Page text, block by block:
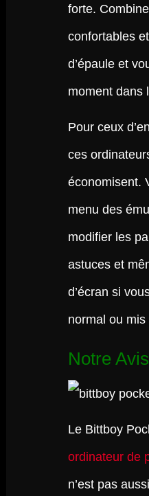
forte.
confortables
d’épaule et
moment dans
Pour ceux
ces
économisent.
menu des
modifier les
astuces et
d’écran si
normal ou mis
Notre
Le Bittboy
ordinateur de
n’est pas